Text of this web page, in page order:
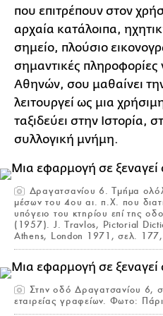
που επιτρέπουν στον
αρχαία κατάλοιπα,
σημείο, πλούσιο
σημαντικές
Αθηνών, σου μαθαίνει
λειτουργεί ως μια
ταξιδεύει στην Ιστορία,
συλλογική μνήμη.
Δραγατσανίου 6. Τμήμα
μέσων του 4ου αι. π.Χ. που
υπόγειο του κτηρίου επί της
(1957). J. Travlos, Pictorial
Athens, London 1971, σελ.
Στην οδό Δραγατσανίου 6,
εταιρείας γραφείων. Φωτο: